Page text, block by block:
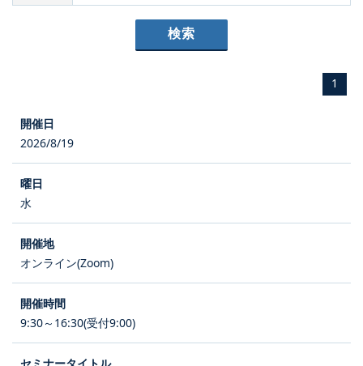
1
2026/8/19
水
オンライン(Zoom)
9:30～16:30(受付9:00)